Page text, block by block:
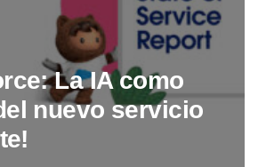
La IA como
nuevo servicio